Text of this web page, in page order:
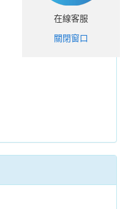
在線客服
關閉窗口